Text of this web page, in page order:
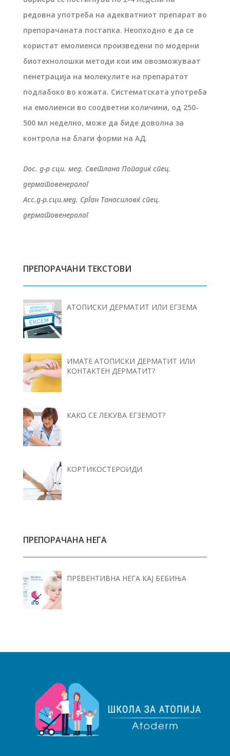
редовна употреба на адекватниот препарат во
препорачаната постапка. Неопходно е да се
користат емолиенси произведени по модерни
биотехнолошки методи кои им овозможуваат
пенетрација на молекулите на препаратот
подлабоко во кожата. Систематската употреба
на емолиенси во соодветни количини, од 250-
500 мл неделно, може да биде доволна за
контрола на благи форми на АД.
Doc. д-р сци. мед. Светлана Попадиќ спец.
дерматовенеролог
Асс.д-р.сци.мед. Срѓан Танасиловќ спец.
дерматовенеролог
ПРЕПОРАЧАНИ ТЕКСТОВИ
АТОПИСКИ ДЕРМАТИТ ИЛИ ЕГЗЕМА
ИМАТЕ АТОПИСКИ ДЕРМАТИТ ИЛИ
КОНТАКТЕН ДЕРМАТИТ?
КАКО СЕ ЛЕКУВА ЕГЗЕМОТ?
КОРТИКОСТЕРОИДИ
ПРЕПОРАЧАНА НЕГА
ПРЕВЕНТИВНА НЕГА КАЈ БЕБИЊА